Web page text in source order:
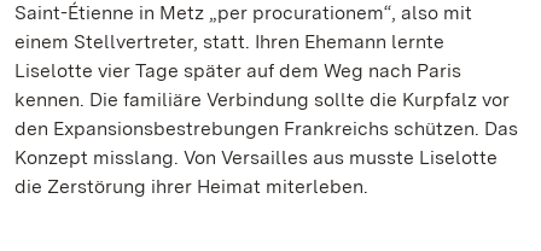
Saint-Étienne in Metz „per procurationem“, also mit
einem Stellvertreter, statt. Ihren Ehemann lernte
Liselotte vier Tage später auf dem Weg nach Paris
kennen. Die familiäre Verbindung sollte die Kurpfalz vor
den Expansionsbestrebungen Frankreichs schützen. Das
Konzept misslang. Von Versailles aus musste Liselotte
die Zerstörung ihrer Heimat miterleben.